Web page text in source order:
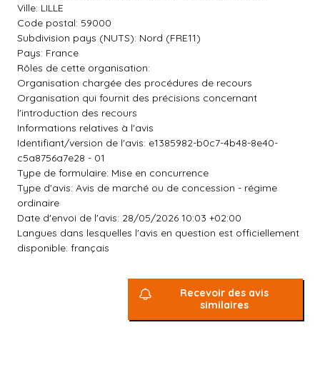
Ville: LILLE
Code postal: 59000
Subdivision pays (NUTS): Nord (FRE11)
Pays: France
Rôles de cette organisation:
Organisation chargée des procédures de recours
Organisation qui fournit des précisions concernant
l'introduction des recours
Informations relatives à l'avis
Identifiant/version de l'avis: e1385982-b0c7-4b48-8e40-
c5a8756a7e28 - 01
Type de formulaire: Mise en concurrence
Type d'avis: Avis de marché ou de concession - régime
ordinaire
Date d'envoi de l'avis: 28/05/2026 10:03 +02:00
Langues dans lesquelles l'avis en question est officiellement
disponible: français
Recevoir des avis
similaires